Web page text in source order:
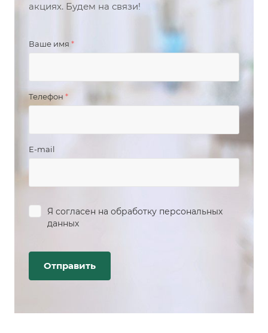
акциях. Будем на связи!
Ваше имя *
Телефон *
E-mail
Я согласен на обработку персональных
данных